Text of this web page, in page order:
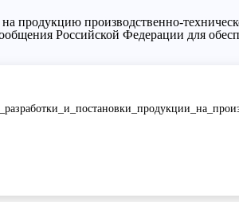
на продукцию производственно-
Российской Федерации для